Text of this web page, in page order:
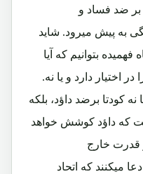
بر ضد فساد و
به پیش میرود. شاید
بتوانیم که آیا
اختیار دارد و یا نه.
کودتا برضد داؤد، بلکه
که داؤد کوشش خواهد
قدرت خارج
میکنند که اتحاد